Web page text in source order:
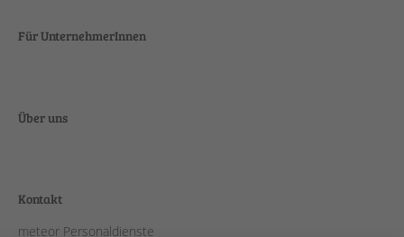
Für UnternehmerInnen
Über uns
Kontakt
meteor Personaldienste